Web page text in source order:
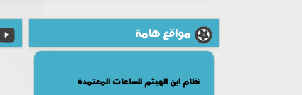
مواقع هامة
نظام ابن الهيثم للساعات المعتمدة